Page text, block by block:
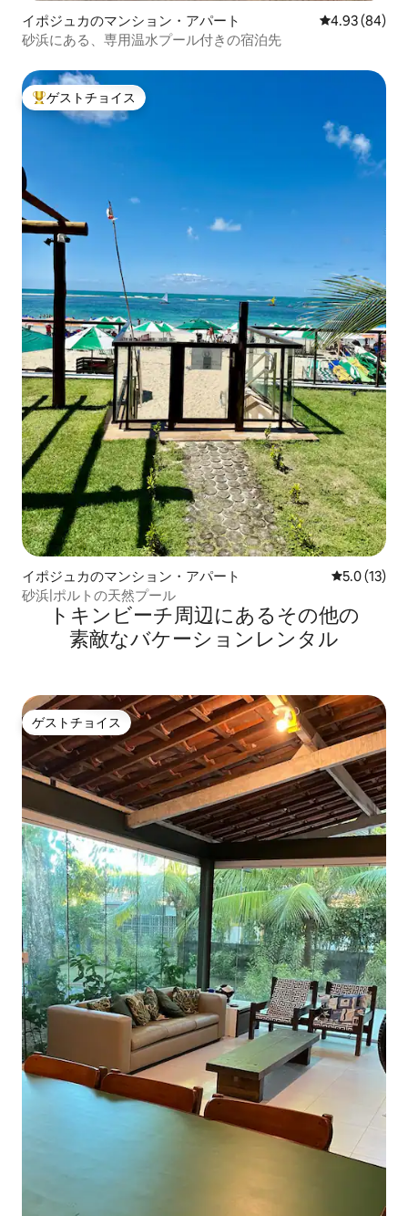
イポジュカのマンション・アパート レビュー84
4.93 (84)
砂浜にある、専用温水プール付きの宿泊先
大好評のゲストチョイスです。
ゲストチョイス
イポジュカのマンション・アパート レビュー13
5.0 (13)
砂浜|ポルトの天然プール
トキンビーチ⁠周⁠辺⁠に⁠あ⁠るそ⁠の⁠他⁠の
素⁠敵⁠なバ⁠ケ⁠ー⁠シ⁠ョ⁠ン⁠レ⁠ン⁠タ⁠ル
ゲストチョイス
ゲストチョイス